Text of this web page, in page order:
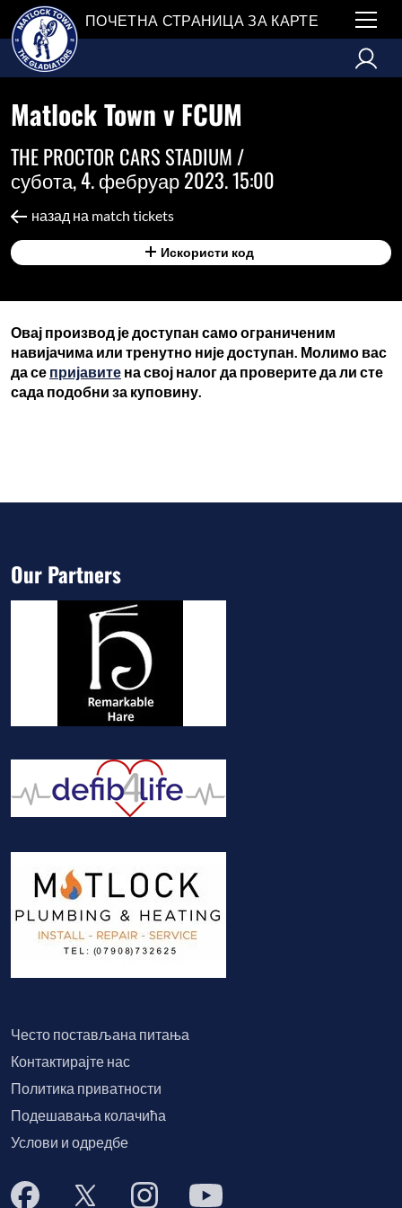
ПОЧЕТНА СТРАНИЦА ЗА КАРТЕ
Matlock Town v FCUM
THE PROCTOR CARS STADIUM /
субота, 4. фебруар 2023. 15:00
назад на match tickets
Искористи код
Овај производ је доступан само ограниченим
навијачима или тренутно није доступан. Молимо вас
да се пријавите на свој налог да проверите да ли сте
сада подобни за куповину.
Често постављана питања
Контактирајте нас
Политика приватности
Подешавања колачића
Услови и одредбе
Our Partners